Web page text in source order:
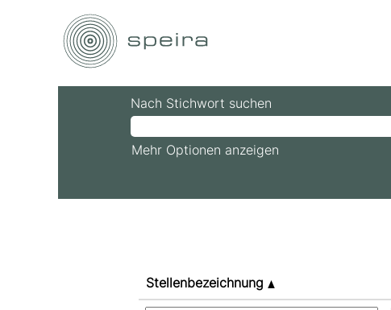
Suchergebnisse für
Nach Stichwort suchen
Mehr Optionen anzeigen
Stellenbezeichnung